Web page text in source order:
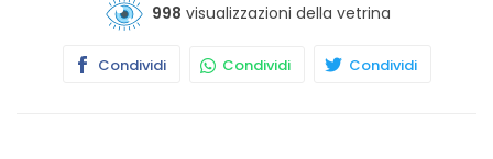
998 visualizzazioni della vetrina
Condividi Condividi Condividi